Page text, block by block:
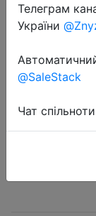
Warm
Gloves
Children
Gloves
Телеграм
України
@SaleStack
Чат